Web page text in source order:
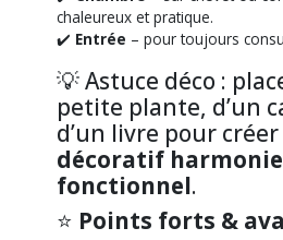
chaleureux et pratique.
✔️ Entrée – pour toujours
💡Astuce déco :
petite plante, d’un
d’un livre pour
décoratif
fonctionnel.
⭐ Points forts &